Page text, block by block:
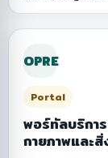
OPRE
Portal
พอร์ทัลบริกา
กายภาพและ